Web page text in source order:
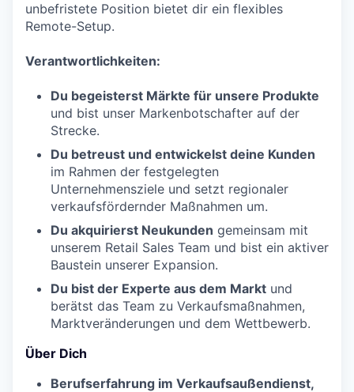
unbefristete Position bietet dir ein flexibles
Remote-Setup.
Verantwortlichkeiten:
Du begeisterst Märkte für unsere Produkte
und bist unser Markenbotschafter auf der
Strecke.
Du betreust und entwickelst deine Kunden
im Rahmen der festgelegten
Unternehmensziele und setzt regionaler
verkaufsfördernder Maßnahmen um.
Du akquirierst Neukunden gemeinsam mit
unserem Retail Sales Team und bist ein aktiver
Baustein unserer Expansion.
Du bist der Experte aus dem Markt und
berätst das Team zu Verkaufsmaßnahmen,
Marktveränderungen und dem Wettbewerb.
Über Dich
Berufserfahrung im Verkaufsaußendienst,